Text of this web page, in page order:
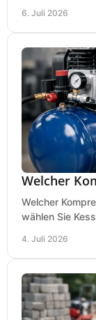
6. Juli 2026
Welcher
Welcher
wählen Sie
4. Juli 2026